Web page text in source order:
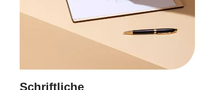
Schriftliche